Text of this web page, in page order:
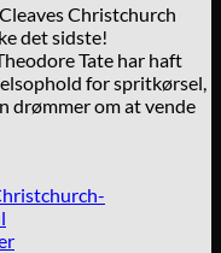
Christchurch
det sidste!
Tate har haft
for spritkørsel,
drømmer om at vende